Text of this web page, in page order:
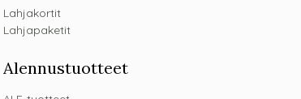
Lahjakortit
Lahjapaketit
Alennustuotteet